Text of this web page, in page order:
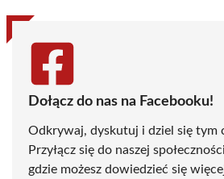
Dołącz do nas na Facebooku!
Odkrywaj, dyskutuj i dziel się tym
Przyłącz się do naszej
gdzie możesz dowiedzieć się